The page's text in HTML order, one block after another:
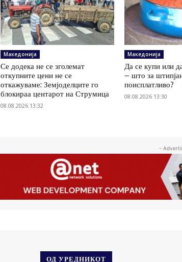
Македонија
Се додека не се зголемат
откупните цени не се
откажуваме: Земјоделците го
блокираа центарот на Струмица
08.08.2026 13:32
Македонија
Да се купи или
– што за
поисплатливо?
08.08.2026 13:30
-
ОД УРЕДНИКОТ